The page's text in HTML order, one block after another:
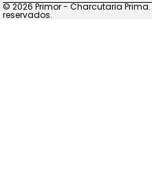
© 2026 Primor - Charcutaria
reservados.